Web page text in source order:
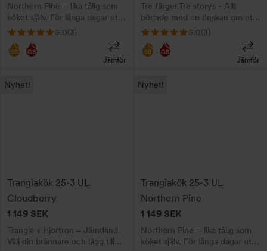
Northern Pine – lika tålig som
köket själv. För långa dagar ute.
Välj din brännare!
5.0(3)
väljas
på
produktsidan
Jämför
Tre färger.Tre storys - Allt
började med en önskan om ett
glittrigt rosa kök …
5.0(3)
väljas
på
produktsidan
Jämför
Trangiakök 25-3 UL
Cloudberry
1 149 SEK
Trangia + Hjortron = Jämtland.
Välj din brännare och lägg till
Nyhet!
här
olika
alternativen
kan
väljas
på
Trangiakök 25-3 UL
Northern Pine
1 149 SEK
Northern Pine – lika tålig som
köket själv. För långa dagar ute.
Nyhet!
här
olika
alternativen
kan
väljas
på